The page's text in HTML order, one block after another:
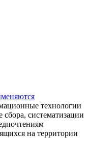
технологии
систематизации
на территории